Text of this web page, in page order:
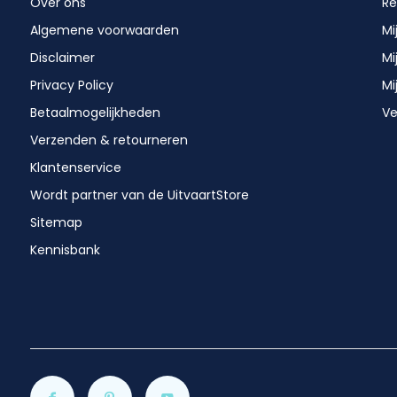
Algemene voorwaarden
Disclaimer
Privacy Policy
Betaalmogelijkheden
Verzenden & retourneren
Klantenservice
Wordt partner van de UitvaartStore
Sitemap
Kennisbank